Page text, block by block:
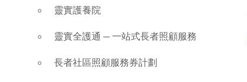
靈實護養院
靈實全護通 — 一站式長者照顧服務
長者社區照顧服務券計劃